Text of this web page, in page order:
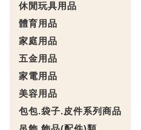
休閒玩具用品
體育用品
家庭用品
五金用品
家電用品
美容用品
包包.袋子.皮件系列商品